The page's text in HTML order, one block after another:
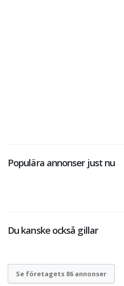
Populära annonser just nu
Du kanske också gillar
Se företagets 86 annonser